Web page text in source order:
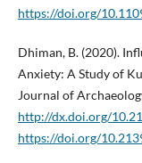
https://doi.org/
Dhiman, B. (2020).
Anxiety: A Study of
Journal of
http://dx.doi.org/
https://doi.org/